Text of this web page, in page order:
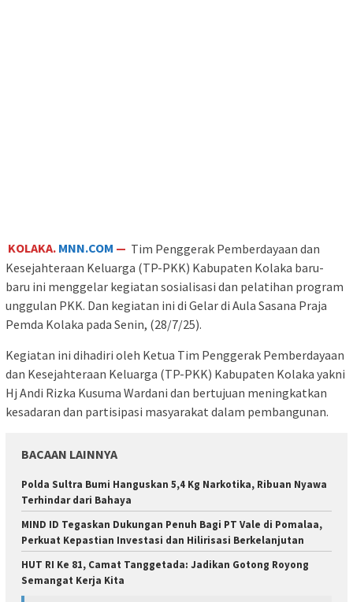
KOLAKA. MNN.COM — Tim Penggerak Pemberdayaan dan
Kesejahteraan Keluarga (TP-PKK) Kabupaten Kolaka baru-
baru ini menggelar kegiatan sosialisasi dan pelatihan program
unggulan PKK. Dan kegiatan ini di Gelar di Aula Sasana Praja
Pemda Kolaka pada Senin, (28/7/25).
Kegiatan ini dihadiri oleh Ketua Tim Penggerak Pemberdayaan
dan Kesejahteraan Keluarga (TP-PKK) Kabupaten Kolaka yakni
Hj Andi Rizka Kusuma Wardani dan bertujuan meningkatkan
kesadaran dan partisipasi masyarakat dalam pembangunan.
BACAAN LAINNYA
Polda Sultra Bumi Hanguskan 5,4 Kg Narkotika, Ribuan Nyawa
Terhindar dari Bahaya
MIND ID Tegaskan Dukungan Penuh Bagi PT Vale di Pomalaa,
Perkuat Kepastian Investasi dan Hilirisasi Berkelanjutan
HUT RI Ke 81, Camat Tanggetada: Jadikan Gotong Royong
Semangat Kerja Kita